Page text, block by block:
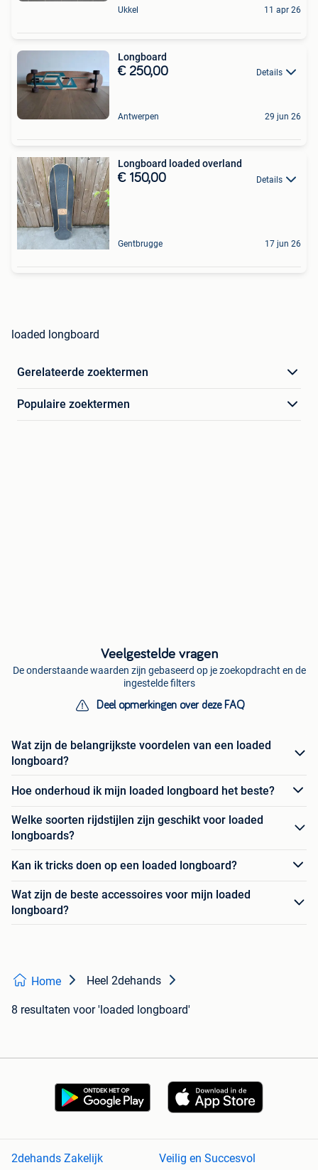
Ukkel 11 apr 26
Longboard
€ 250,00 Details
Antwerpen 29 jun 26
Longboard loaded overland
€ 150,00 Details
Gentbrugge 17 jun 26
loaded longboard
Gerelateerde zoektermen
Populaire zoektermen
Veelgestelde vragen
De onderstaande waarden zijn gebaseerd op je zoekopdracht en de
ingestelde filters
Deel opmerkingen over deze FAQ
Wat zijn de belangrijkste voordelen van een loaded
longboard?
Hoe onderhoud ik mijn loaded longboard het beste?
Welke soorten rijdstijlen zijn geschikt voor loaded
longboards?
Kan ik tricks doen op een loaded longboard?
Wat zijn de beste accessoires voor mijn loaded
longboard?
Home Heel 2dehands
8 resultaten voor 'loaded longboard'
2dehands Zakelijk Veilig en Succesvol